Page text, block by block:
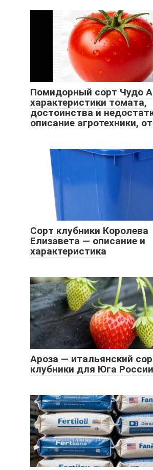
Помидорный сорт Чудо
характеристики томата,
достоинства и
описание агротехники,
Сорт клубники Королева
Елизавета — описание и
характеристика
Ароза — итальянский
клубники для Юга России